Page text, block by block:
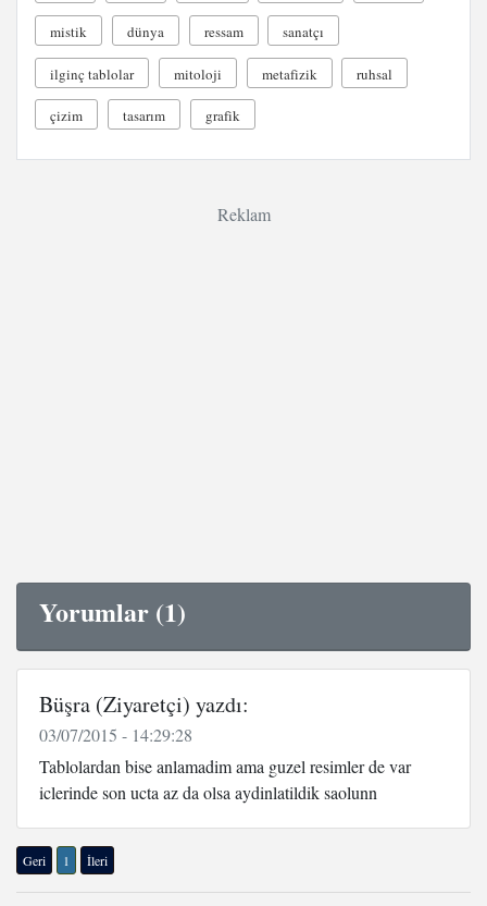
mistik dünya ressam sanatçı
ilginç tablolar mitoloji metafizik ruhsal
çizim tasarım grafik
Reklam
Yorumlar (1)
Büşra (Ziyaretçi) yazdı:
03/07/2015 - 14:29:28
Tablolardan bise anlamadim ama guzel resimler de var
iclerinde son ucta az da olsa aydinlatildik saolunn
Geri 1 İleri